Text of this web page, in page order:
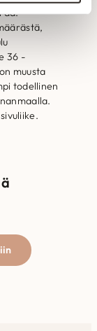
36 -
muusta
todellinen